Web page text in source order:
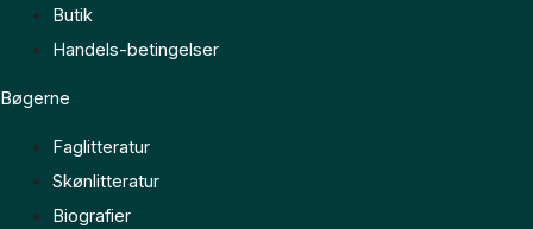
Butik
Handels-betingelser
Bøgerne
Faglitteratur
Skønlitteratur
Biografier